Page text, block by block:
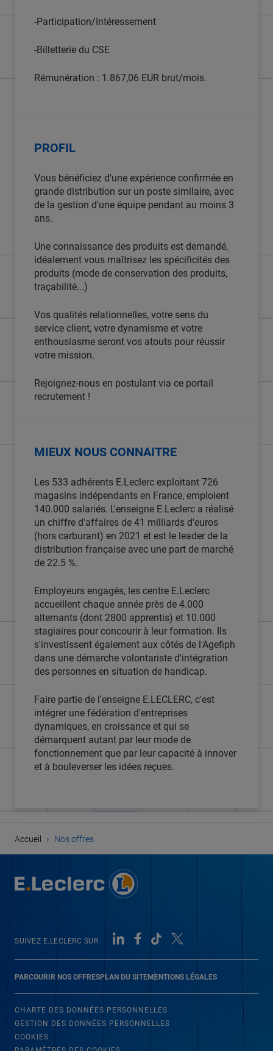
-Participation/Intéressement
-Billetterie du CSE
Rémunération : 1.867,06 EUR brut/mois.
PROFIL
Vous bénéficiez d'une expérience confirmée en
grande distribution sur un poste similaire, avec
de la gestion d'une équipe pendant au moins 3
ans.
Une connaissance des produits est demandé,
idéalement vous maîtrisez les spécificités des
produits (mode de conservation des produits,
traçabilité...)
Vos qualités relationnelles, votre sens du
service client, votre dynamisme et votre
enthousiasme seront vos atouts pour réussir
votre mission.
Rejoignez-nous en postulant via ce portail
recrutement !
MIEUX NOUS CONNAITRE
Les 533 adhérents E.Leclerc exploitant 726
magasins indépendants en France, emploient
140.000 salariés. L'enseigne E.Leclerc a réalisé
un chiffre d'affaires de 41 milliards d'euros
(hors carburant) en 2021 et est le leader de la
distribution française avec une part de marché
de 22.5 %.
Employeurs engagés, les centre E.Leclerc
accueillent chaque année près de 4.000
alternants (dont 2800 apprentis) et 10.000
stagiaires pour concourir à leur formation. Ils
s'investissent également aux côtés de l'Agefiph
dans une démarche volontariste d'intégration
des personnes en situation de handicap.
Faire partie de l'enseigne E.LECLERC, c'est
intégrer une fédération d'entreprises
dynamiques, en croissance et qui se
démarquent autant par leur mode de
fonctionnement que par leur capacité à innover
et à bouleverser les idées reçues.
Accueil › Nos offres
PARCOURIR NOS OFFRESPLAN DU SITEMENTIONS LÉGALES
SUIVEZ E.LECLERC SUR
CHARTE DES DONNÉES PERSONNELLES
GESTION DES DONNÉES PERSONNELLES
COOKIES